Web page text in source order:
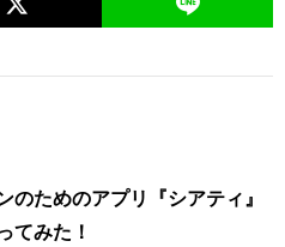
のためのアプリ『シアティ』
てみた！